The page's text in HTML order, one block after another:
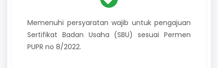
Memenuhi persyaratan wajib untuk pengajuan
Sertifikat Badan Usaha (SBU) sesuai Permen
PUPR no 8/2022.